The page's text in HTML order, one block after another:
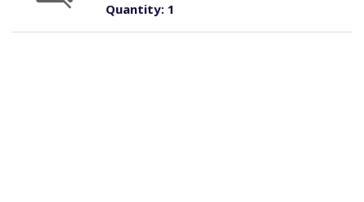
Quantity:1